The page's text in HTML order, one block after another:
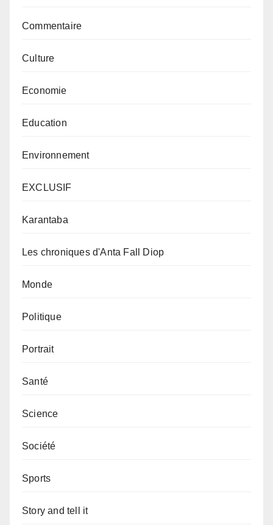
Commentaire
Culture
Economie
Education
Environnement
EXCLUSIF
Karantaba
Les chroniques d'Anta Fall Diop
Monde
Politique
Portrait
Santé
Science
Société
Sports
Story and tell it